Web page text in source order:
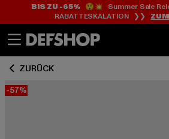
Zum
Inhalt
Zum
BIS ZU -65%😲💥 Summer Sale
RABATTESKALATION ❯❯
ZURÜCK
-57%